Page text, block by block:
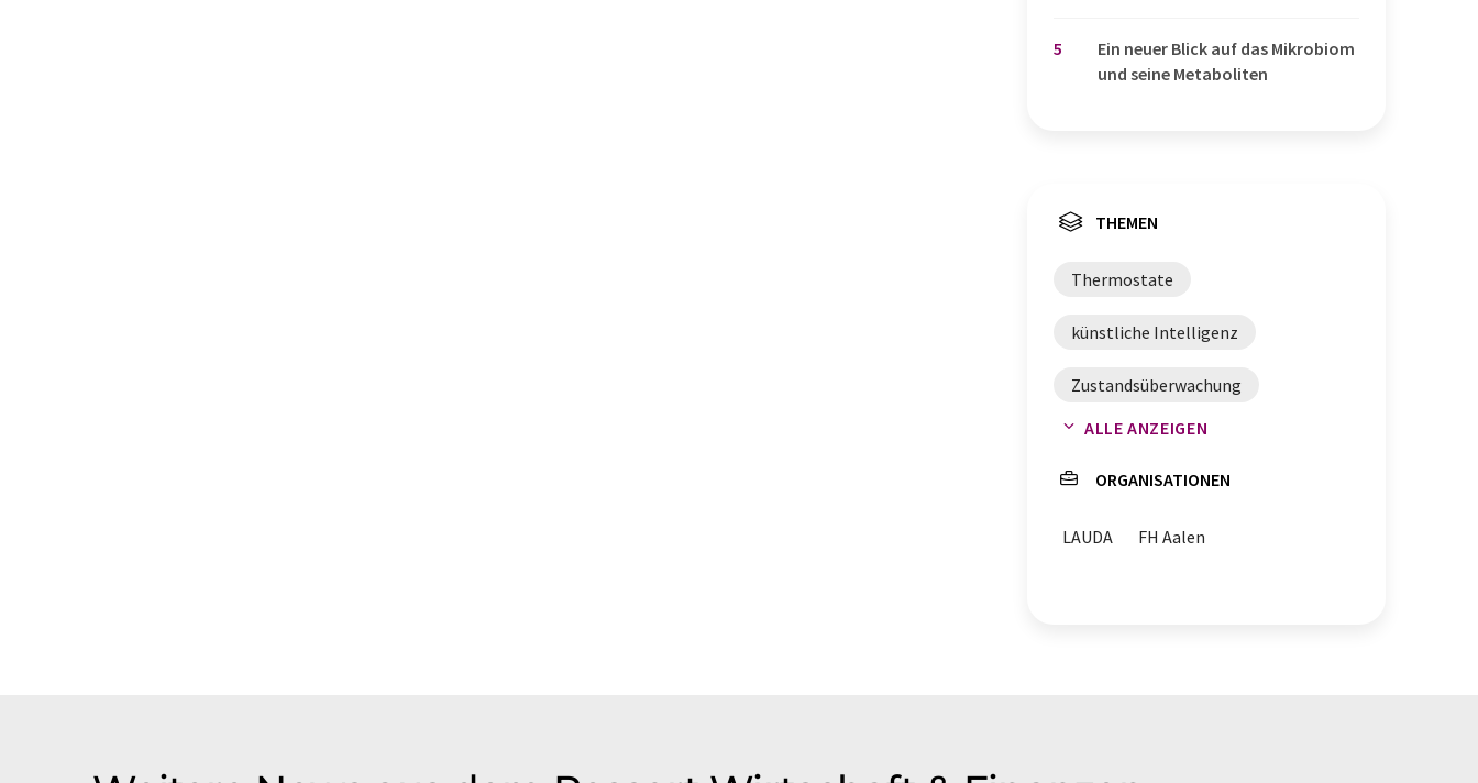
5
Ein neuer Blick auf das Mikrobiom
und seine Metaboliten
THEMEN
Thermostate
künstliche Intelligenz
Zustandsüberwachung
Temperiertechnik
Digitalisierung
Machine Learning
ALLE ANZEIGEN
ORGANISATIONEN
LAUDA FH Aalen